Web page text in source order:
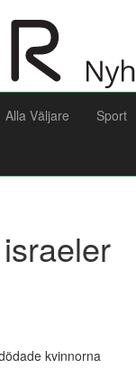
Alla Väljare Sport
kvinnorna